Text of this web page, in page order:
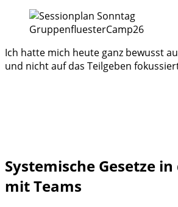
Ich hatte mich heute ganz bewusst
und nicht auf das Teilgeben
Systemische Gesetze
mit Teams